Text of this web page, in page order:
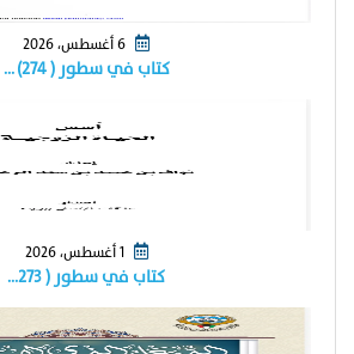
كتاب في سطور ( ٢٧٤) …
1 أغسطس، 2026
كتاب في سطور ( ٢٧٣…